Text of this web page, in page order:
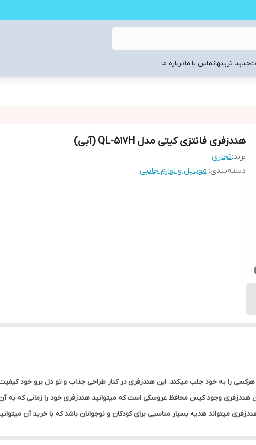
جدید ترینهاتماس با مادرباره ما
هندزفری فانتزی کیتی مدل QL-517H (آبی)
برند:تجاری
دسته‌بندی: موبایل و لوازم جانبی
هرکسی را به خود جلب میکند. این هندزفری در کنار طراحی جذاب و تو دل برو خود
هندزفری وجود کیس محافظ عروسکی است که میتوانید هندزفری خود را زمانی که به آن
میتواند هدیه بسیار مناسبی برای کودکان و نوجوانان باشد که با خرید آن میتوانید